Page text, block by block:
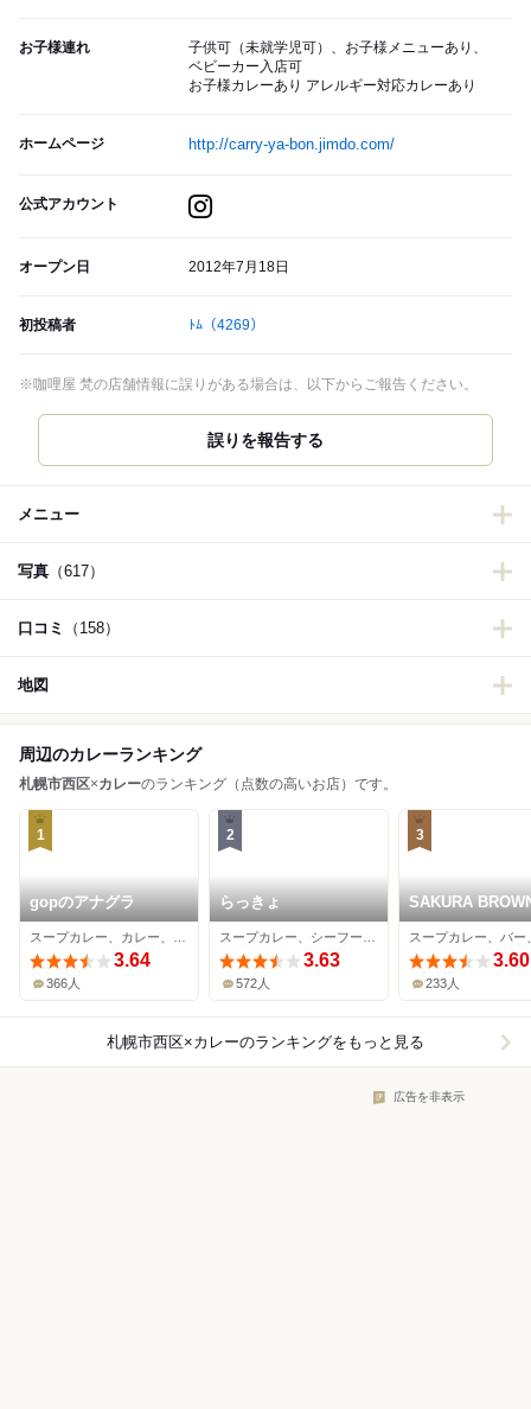
お子様連れ
子供可（未就学児可）、お子様メニューあり、
ベビーカー入店可
お子様カレーあり アレルギー対応カレーあり
ホームページ http://carry-ya-bon.jimdo.com/
公式アカウント
オープン日 2012年7月18日
初投稿者 ﾄﾑ （4269）
※咖哩屋 梵の店舗情報に誤りがある場合は、以下からご報告ください。
誤りを報告する
メニュー
写真 （617）
口コミ （158）
地図
周辺のカレーランキング
札幌市西区×カレーのランキング（点数の高いお店）です。
1
gopのアナグラ
3.64
366人
2
らっきょ
3.63
572人
3
SAKURA
3.60
233人
札幌市西区×カレーのランキングをもっと見る
広告を非表示